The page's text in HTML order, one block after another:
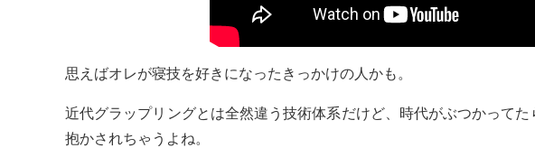
思えばオレが寝技を好きになったきっかけの人かも。
近代グラップリングとは全然違う技術体系だけど、時代がぶつかって
抱かされちゃうよね。